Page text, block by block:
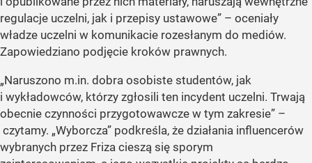
regulacje uczelni, jak i przepisy ustawowe” – oceniały
władze uczelni w komunikacie rozesłanym do mediów.
Zapowiedziano podjęcie kroków prawnych.
„Naruszono m.in. dobra osobiste studentów, jak
i wykładowców, którzy zgłosili ten incydent uczelni. Trwają
obecnie czynności przygotowawcze w tym zakresie” –
czytamy. „Wyborcza” podkreśla, że działania influencerów
wybranych przez Friza cieszą się sporym